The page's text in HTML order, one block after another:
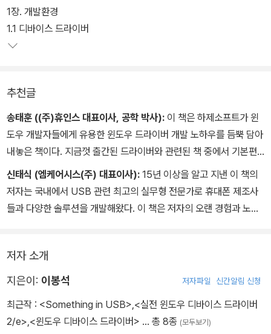
서 실제 하드웨어를 가지고 윈도우 운영체제에서 동작하는 디바이스
드라이버를 만들어야 하는 독자 모두를 만족시킬 수 있는 책이 될 것
이다. 2판에서는 기존 윈도우 8 기반의 내용을 윈도우 10으로 업데이
1장. 개발환경
1.1 디바이스 드라이버
추천글
송태훈 ((주)휴인스 대표이사, 공학 박사): 이 책은 하제소프트가 윈
도우 개발자들에게 유용한 윈도우 드라이버 개발 노하우를 듬뿍 담아
내놓은 책이다. 지금껏 출간된 드라이버와 관련된 책 중에서 기본편
과 응용편을 나눠 이처럼 자세히 설명하는 경우는 거의 없었던 만큼,
이 책을 통해 많은 개발자들이 디스크 드라이버, 오디오 드라이버, P
CIe 드라이버 등 윈도우용 드라이버를 개발할 때 유용한 지식을 많이
신태식 (엠케어시스(주) 대표이사): 15년 이상을 알고 지낸 이 책의
저자는 국내에서 USB 관련 최고의 실무형 전문가로 휴대폰 제조사
들과 다양한 솔루션을 개발해왔다. 이 책은 저자의 오랜 경험과 노하
저자 소개
지은이: 이봉석 저자파일 신간알림 신청
최근작 : <Something in USB> <실전 윈도우 디바이스 드라이버
2/e> <윈도우 디바이스 드라이버> … 총 8종 (모두보기)